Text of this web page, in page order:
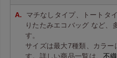
マチなしタイプ、トートタ
りたたみエコバッグ など、
す。
サイズは最大7種類、カラ
す。詳しい商品一覧は、不